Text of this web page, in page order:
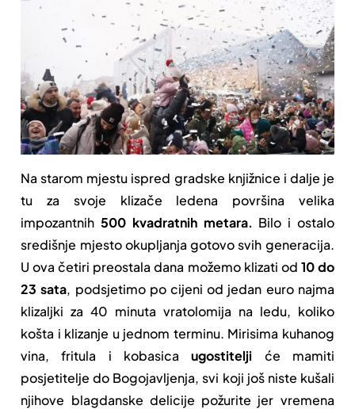
Na starom mjestu ispred gradske knjižnice i dalje je
tu za svoje klizače ledena površina velika
impozantnih 500 kvadratnih metara. Bilo i ostalo
središnje mjesto okupljanja gotovo svih generacija.
U ova četiri preostala dana možemo klizati od 10 do
23 sata, podsjetimo po cijeni od jedan euro najma
klizaljki za 40 minuta vratolomija na ledu, koliko
košta i klizanje u jednom terminu. Mirisima kuhanog
vina, fritula i kobasicaugostitelji će mamiti
posjetitelje do Bogojavljenja, svi koji još niste kušali
njihove blagdanske delicije požurite jer vremena